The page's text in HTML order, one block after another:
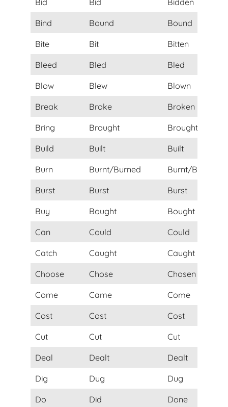
Bind Bound Bound
Bite Bit Bitten
Bleed Bled Bled
Blow Blew Blown
Break Broke Broken
Bring Brought Brought
Build Built Built
Burn Burnt/Burned Burnt/Burned
Burst Burst Burst
Buy Bought Bought
Can Could Could
Catch Caught Caught
Choose Chose Chosen
Come Came Come
Cost Cost Cost
Cut Cut Cut
Deal Dealt Dealt
Dig Dug Dug
Do Did Done